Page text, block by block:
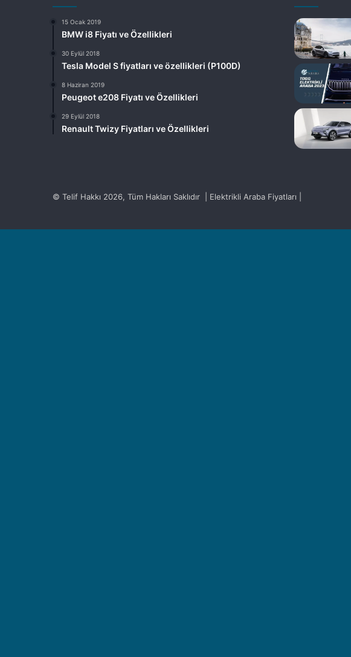
15 Ocak 2019
BMW i8 Fiyatı ve Özellikleri
30 Eylül 2018
Tesla Model S fiyatları ve özellikleri (P100D)
8 Haziran 2019
Peugeot e208 Fiyatı ve Özellikleri
29 Eylül 2018
Renault Twizy Fiyatları ve Özellikleri
© Telif Hakkı 2026, Tüm Hakları Saklıdır | Elektrikli Araba Fiyatları |